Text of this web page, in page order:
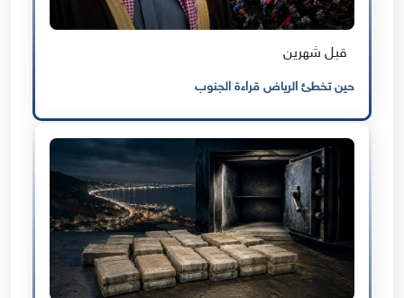
قبل شهرين
حين تخطئ الرياض قراءة الجنوب